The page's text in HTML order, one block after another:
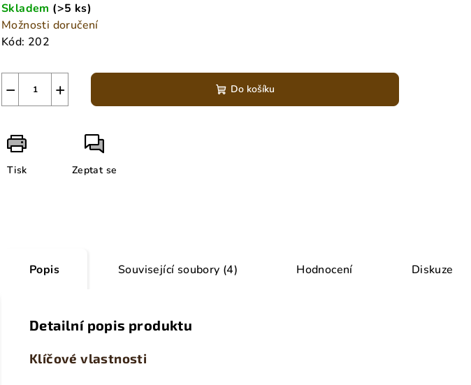
Skladem (>5 ks)
Možnosti doručení
Kód: 202
+
− Do košíku
Tisk Zeptat se
Popis Související soubory (4) Hodnocení Diskuze
Detailní popis produktu
Klíčové vlastnosti